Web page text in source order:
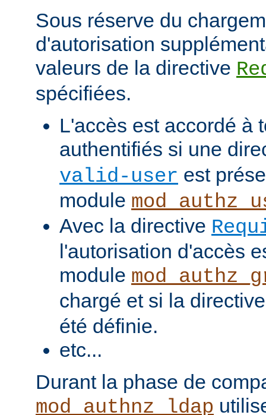
Sous réserve du
d'autorisation
valeurs de la directive
spécifiées.
L'accès est accordé à
authentifiés si une
valid-user est
module
Avec la directive
l'autorisation d'accès
module
chargé et si la
été définie.
etc...
Durant la phase de
mod_authnz_ldap